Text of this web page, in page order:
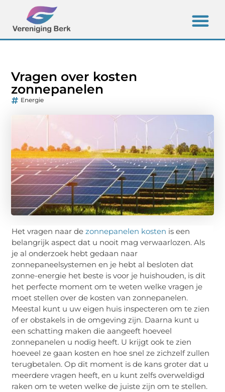
Vragen over kosten
zonnepanelen
Energie
Het vragen naar dezonnepanelen kosten is een
belangrijk aspect dat u nooit mag verwaarlozen. Als
je al onderzoek hebt gedaan naar
zonnepaneelsystemen en je hebt al besloten dat
zonne-energie het beste is voor je huishouden, is dit
het perfecte moment om te weten welke vragen je
moet stellen over de kosten van zonnepanelen.
Meestal kunt u uw eigen huis inspecteren om te zien
of er obstakels in de omgeving zijn. Daarna kunt u
een schatting maken die aangeeft hoeveel
zonnepanelen u nodig heeft. U krijgt ook te zien
hoeveel ze gaan kosten en hoe snel ze zichzelf zullen
terugbetalen. Op dit moment is de kans groter dat u
meerdere vragen heeft, en u kunt zelfs overweldigd
raken om te weten welke de juiste zijn om te stellen.